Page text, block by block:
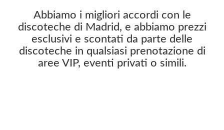
Abbiamo i migliori accordi con le
discoteche di Madrid, e abbiamo prezzi
esclusivi e scontati da parte delle
discoteche in qualsiasi prenotazione di
aree VIP, eventi privati o simili.